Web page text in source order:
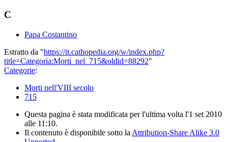
C
Papa Costantino
Estratto da "https://it.cathopedia.org/w/index.php?
title=Categoria:Morti_nel_715&oldid=88292"
Categorie:
Morti nell'VIII secolo
715
Questa pagina è stata modificata per l'ultima volta l'1 set 2010
alle 11:10.
Il contenuto è disponibile sotto la Attribution-Share Alike 3.0